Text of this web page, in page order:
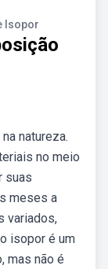
Isopor
natureza.
no meio
suas
meses a
variados,
isopor é um
mas não é